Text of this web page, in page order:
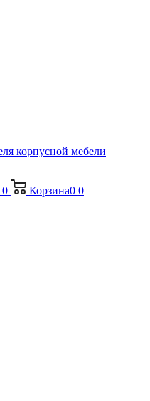
0 Корзина0 0